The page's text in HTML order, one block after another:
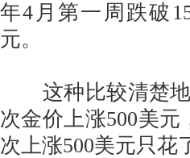
年4月第一周跌破
元。
这种比较清楚地
次金价上涨500美
次上涨500美元只花